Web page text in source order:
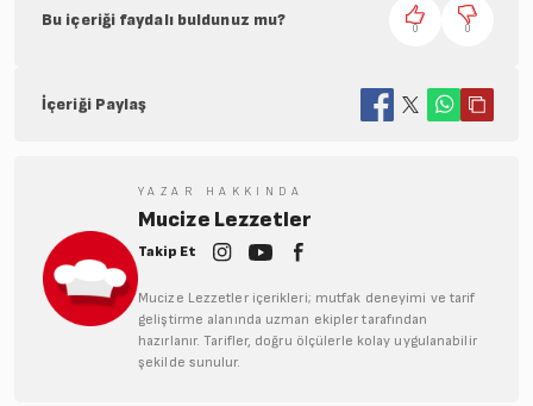
Bu içeriği faydalı buldunuz mu? 0 0
İçeriği Paylaş
YAZAR HAKKINDA
Mucize Lezzetler
Takip Et
Mucize Lezzetler içerikleri; mutfak deneyimi ve tarif
geliştirme alanında uzman ekipler tarafından
hazırlanır. Tarifler, doğru ölçülerle kolay uygulanabilir
şekilde sunulur.